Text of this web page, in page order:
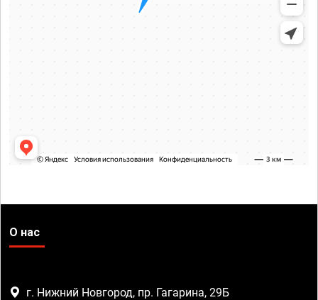
О нас
г. Нижний Новгород, пр. Гагарина, 29Б